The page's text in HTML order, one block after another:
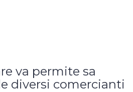
va permite sa
diversi comercianti